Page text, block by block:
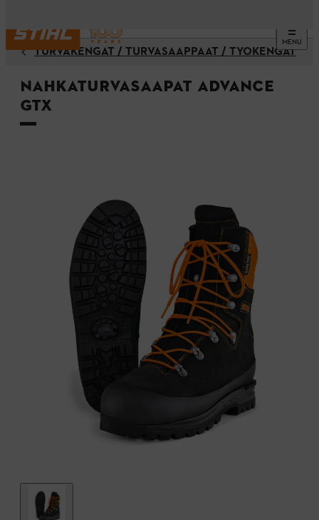
MENU
TURVAKENGÄT / TURVASAAPPAAT / TYÖKENGÄT
Nahkaturvasaapat ADVANCE
GTX